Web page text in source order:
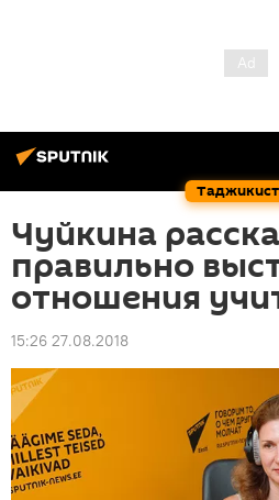
Чуйкина
правильно
отношения
15:26 27.08.2018